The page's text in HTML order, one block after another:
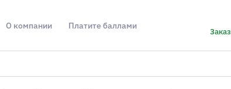
О компании Платите баллами